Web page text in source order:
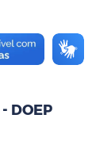
DOEP